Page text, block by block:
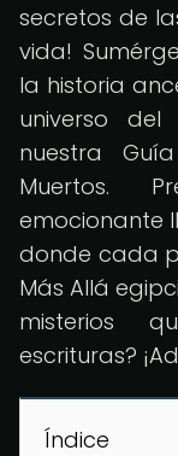
secretos de
vida!
la historia
universo
nuestra
Muertos.
emocionante
donde cada
Más Allá
misterios
escrituras?
Índice